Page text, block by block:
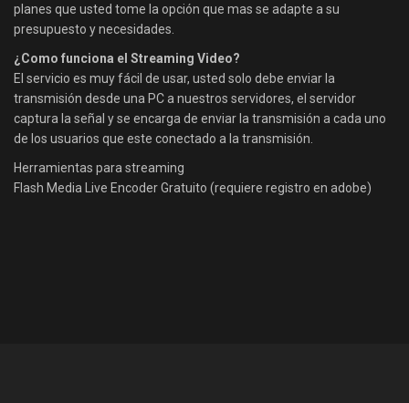
planes que usted tome la opción que mas se adapte a su
presupuesto y necesidades.
¿Como funciona el Streaming Video?
El servicio es muy fácil de usar, usted solo debe enviar la
transmisión desde una PC a nuestros servidores, el servidor
captura la señal y se encarga de enviar la transmisión a cada uno
de los usuarios que este conectado a la transmisión.
Herramientas para streaming
Flash Media Live Encoder Gratuito (requiere registro en adobe)